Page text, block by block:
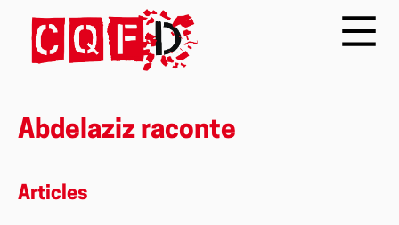
Abdelaziz raconte
Articles